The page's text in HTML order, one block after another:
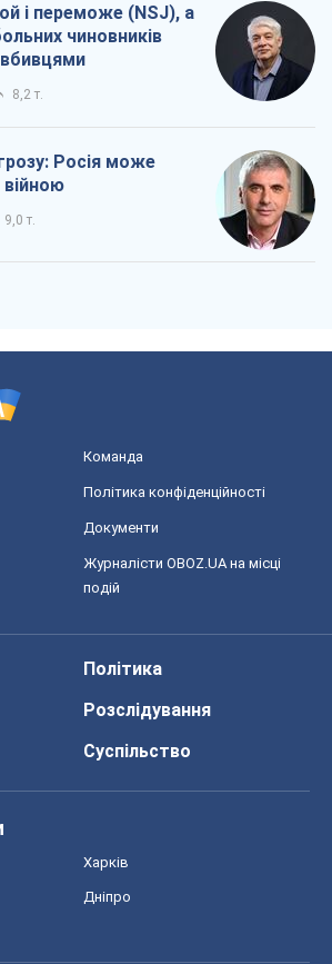
і переможе (NSJ), а
чиновників
8,2 т.
Росія може
9,0 т.
Команда
Політика конфіденційності
Документи
Журналісти OBOZ.UA на місці
подій
Політика
Розслідування
Суспільство
Харків
Дніпро